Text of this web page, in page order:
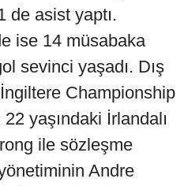
de asist yaptı.
ise 14 müsabaka
sevinci yaşadı. Dış
Championship
yaşındaki İrlandalı
ile sözleşme
Andre